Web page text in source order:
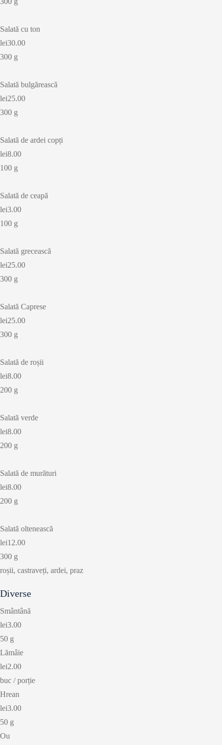
Salată cu ton
lei30.00
300 g
Salată bulgărească
lei25.00
300 g
Salată de ardei copți
lei8.00
100 g
Salată de ceapă
lei3.00
100 g
Salată grecească
lei25.00
300 g
Salată Caprese
lei25.00
300 g
Salată de roșii
lei8.00
200 g
Salată verde
lei8.00
200 g
Salată de murături
lei8.00
200 g
Salată oltenească
lei12.00
300 g
roșii, castraveți, ardei, praz
Diverse
Smântână
lei3.00
50 g
Lămâie
lei2.00
buc / porție
Hrean
lei3.00
50 g
Ou